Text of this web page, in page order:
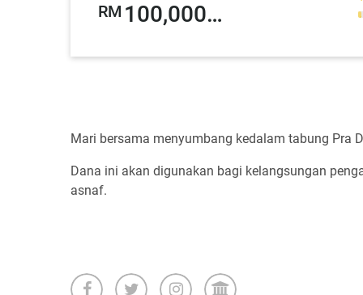
RM 100,000.00
Mari bersama menyumbang kedalam tabung Pra
Dana ini akan digunakan bagi kelangsungan
asnaf.